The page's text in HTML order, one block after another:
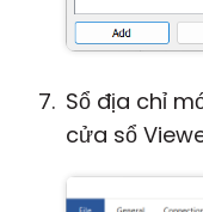
Sổ địa chỉ
cửa sổ